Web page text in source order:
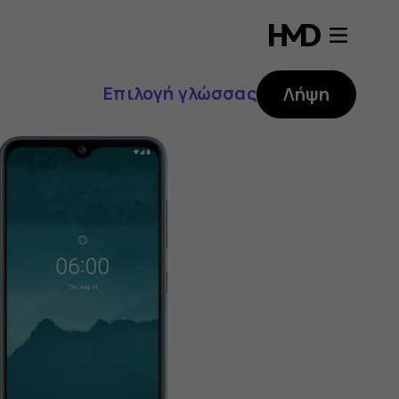
Επιλογή γλώσσας Λήψη